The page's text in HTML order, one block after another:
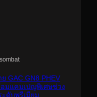
GAC GN8 PHEV
มแคมเปญพิเศษช่วง
ดับพรีเมียม